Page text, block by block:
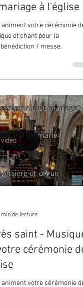
à l'église
votre cérémonie de
et chant pour la
/ messe.
video
min de lecture
saint - Musique
cérémonie de
votre cérémonie de